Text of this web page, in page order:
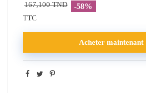
167,100 TND -58%
TTC
Acheter maintenant